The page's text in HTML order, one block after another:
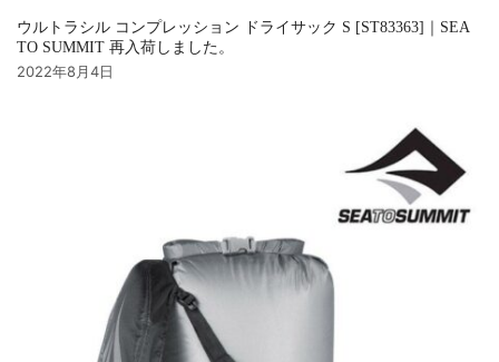
ウルトラシル コンプレッション ドライサック S [ST83363]｜SEA
TO SUMMIT 再入荷しました。
2022年8月4日